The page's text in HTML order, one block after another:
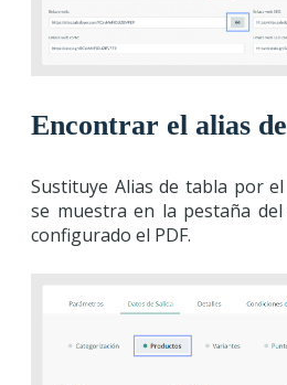
Encontrar el alias
Sustituye Alias de tabla por
se muestra en la pestaña
configurado el PDF.